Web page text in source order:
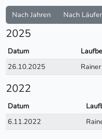
Nach Jahren Nach
2025
Datum
26.10.2025
2022
Datum
6.11.2022